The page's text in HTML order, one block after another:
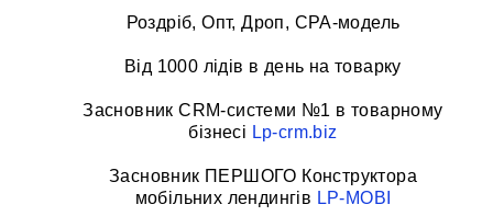
Роздріб, Опт, Дроп, CPA-модель
Від 1000 лідів в день на товарку
Засновник CRM-системи №1 в товарному
бізнесі Lp-crm.biz
Засновник ПЕРШОГО Конструктора
мобільних лендингів LP-MOBI